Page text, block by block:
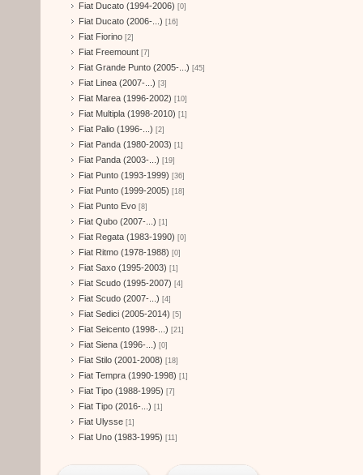
Fiat Ducato (1994-2006) [0]
Fiat Ducato (2006-...) [16]
Fiat Fiorino [2]
Fiat Freemount [7]
Fiat Grande Punto (2005-...) [45]
Fiat Linea (2007-...) [3]
Fiat Marea (1996-2002) [10]
Fiat Multipla (1998-2010) [1]
Fiat Palio (1996-...) [2]
Fiat Panda (1980-2003) [1]
Fiat Panda (2003-...) [19]
Fiat Punto (1993-1999) [36]
Fiat Punto (1999-2005) [18]
Fiat Punto Evo [8]
Fiat Qubo (2007-...) [1]
Fiat Regata (1983-1990) [0]
Fiat Ritmo (1978-1988) [0]
Fiat Saxo (1995-2003) [1]
Fiat Scudo (1995-2007) [4]
Fiat Scudo (2007-...) [4]
Fiat Sedici (2005-2014) [5]
Fiat Seicento (1998-...) [21]
Fiat Siena (1996-...) [0]
Fiat Stilo (2001-2008) [18]
Fiat Tempra (1990-1998) [1]
Fiat Tipo (1988-1995) [7]
Fiat Tipo (2016-...) [1]
Fiat Ulysse [1]
Fiat Uno (1983-1995) [11]